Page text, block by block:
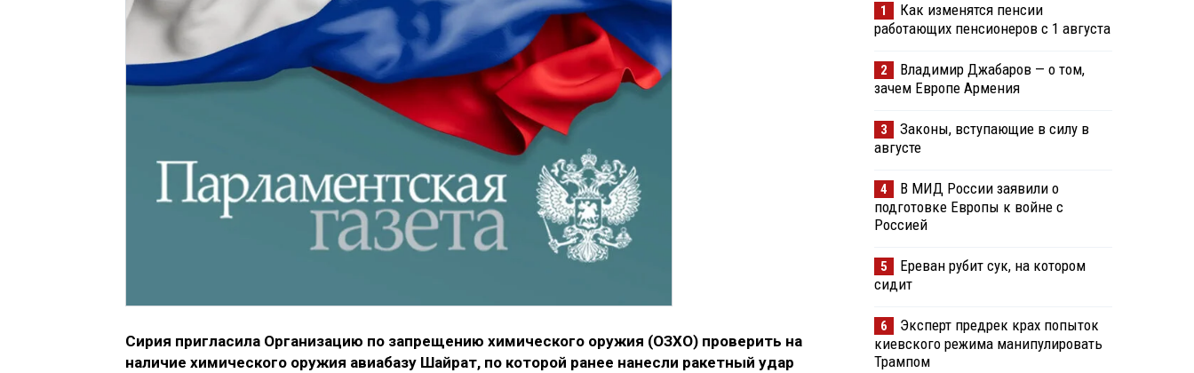
Сирия пригласила Организацию по запрещению химического оружия (ОЗХО) проверить на
наличие химического оружия авиабазу Шайрат, по которой ранее нанесли ракетный удар
1
Как изменятся пенсии
работающих пенсионеров с 1 августа
2
Владимир Джабаров — о том,
зачем Европе Армения
3
Законы, вступающие в силу в
августе
4
В МИД России заявили о
подготовке Европы к войне с
Россией
5
Ереван рубит сук, на котором
сидит
6
Эксперт предрек крах попыток
киевского режима манипулировать
Трампом